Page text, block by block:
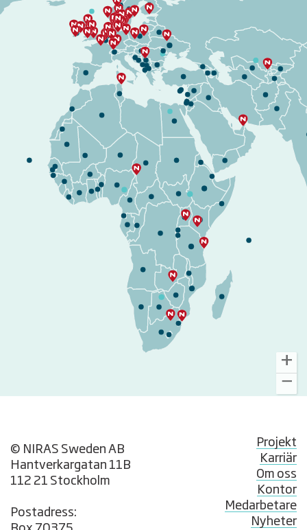
© NIRAS Sweden AB
Hantverkargatan 11B
112 21 Stockholm
Postadress:
Projekt
Karriär
Om oss
Kontor
Medarbetare
Nyheter